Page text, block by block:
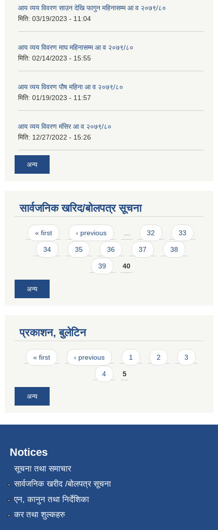
आय व्यय विवरण साउन देखि फागुन महिनासम्म आ व २०७९/८०
मिति: 03/19/2023 - 11:04
आय व्यय विवरण माघ महिनासम्म आ व २०७९/८०
मिति: 02/14/2023 - 15:55
आय व्यय विवरण पौष महिना आ व २०७९/८०
मिति: 01/19/2023 - 11:57
आय व्यय विवरण मंसिर आ व २०७९/८०
मिति: 12/27/2022 - 15:26
अन्य
सार्वजनिक खरिद/बोलपत्र सूचना
Pages
« first ‹ previous … 32 33
34 35 36 37 38
39 40
अन्य
प्रकाशन, बुलेटिन
Pages
« first ‹ previous 1 2 3
4 5
अन्य
Notices
सूचना तथा समाचार
सार्वजनिक खरीद /बोलपत्र सूचना
एन, कानुन तथा निर्देशिका
कर तथा शुल्कहरु